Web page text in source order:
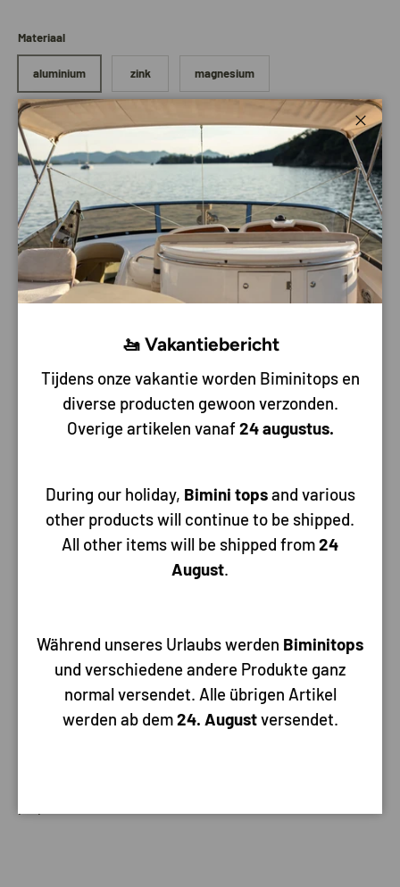
Materiaal
aluminium zink magnesium
Aantal
Voeg toe aan mijn bestelling
Pick-up beschikbaar bij Bateau Bootservice
Meestal klaar binnen 2-4 dagen
Bekijk winkelinformatie
Te vinden in:Alle producten Martyr
Mercury
mercruiser anode,Onderhoud
Heeft u een vraag over dit productmail
Beschrijving Specificaties
anode! Vaart u op zoet of brak water dan gebruikt u een
aluminium anode
Vaart u op zoet water dan kunt u voor op uw sterndrive /
staartstuk ook nog kiezen voor magnesium anodes. Dit is een
🚤 Vakantiebericht
Tijdens onze vakantie worden Biminitops en
diverse producten gewoon verzonden.
Overige artikelen vanaf24 augustus.
During our holiday, Bimini topsand various
other products will continue to be shipped.
All other items will be shipped from24
August.
Während unseres Urlaubs werden Biminitops
und verschiedene andere Produkte ganz
normal versendet. Alle übrigen Artikel
werden ab dem24. Augustversendet.